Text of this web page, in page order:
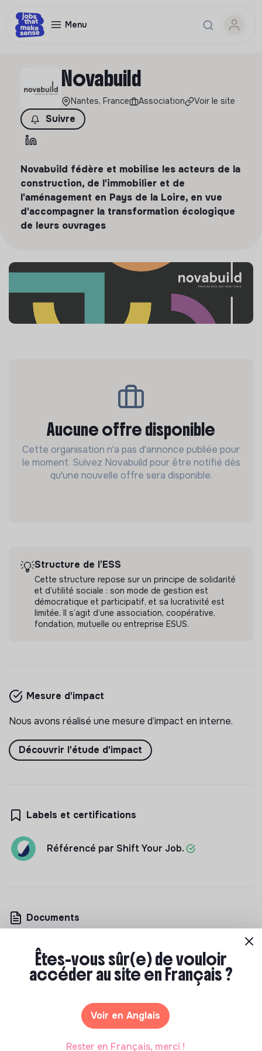
Menu
Novabuild
Nantes, France Association Voir le site
Suivre
Novabuild fédère et mobilise les acteurs de la
construction, de l'immobilier et de
l'aménagement en Pays de la Loire, en vue
d'accompagner la transformation écologique
de leurs ouvrages
Aucune offre disponible
Cette organisation n'a pas d'annonce publiée pour
le moment. Suivez Novabuild pour être notifié dès
qu'une nouvelle offre sera disponible.
💡Structure de l’ESS
Cette structure repose sur un principe de solidarité
et d’utilité sociale : son mode de gestion est
démocratique et participatif, et sa lucrativité est
limitée. Il s’agit d’une association, coopérative,
fondation, mutuelle ou entreprise ESUS.
Mesure d'impact
Nous avons réalisé une mesure d’impact en interne.
Découvrir l'étude d'impact
Labels et certifications
Référencé par Shift Your Job.
Documents
transparence
Êtes-vous sûr(e) de vouloir
accéder au site en Français ?
Voir en Anglais
Rester en Français, merci !